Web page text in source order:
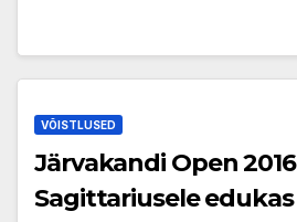
VÕISTLUSED
Järvakandi Open 2016
Sagittariusele edukas